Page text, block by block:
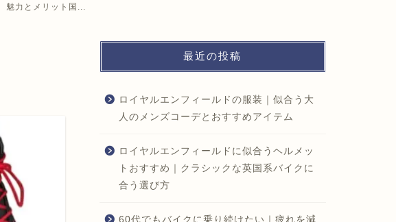
力とメリット国...
最近の投稿
ロイヤルエンフィールドの服装｜似合う大
人のメンズコーデとおすすめアイテム
ロイヤルエンフィールドに似合うヘルメッ
トおすすめ｜クラシックな英国系バイクに
合う選び方
60代でもバイクに乗り続けたい｜疲れを減